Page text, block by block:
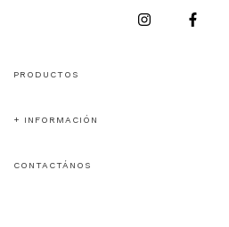
PRODUCTOS
+ INFORMACIÓN
CONTACTÁNOS